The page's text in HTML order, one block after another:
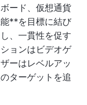
ード、仮想通貨
**を目標に結び
、一貫性を促す
ョンはビデオゲ
ーはレベルアッ
ターゲットを追